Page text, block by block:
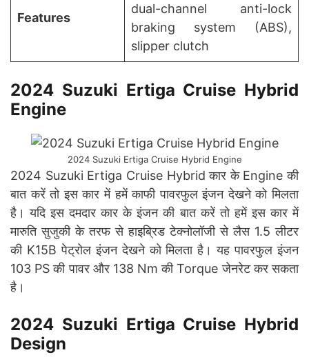
Features
dual-channel anti-lock
braking system (ABS),
slipper clutch
2024 Suzuki Ertiga Cruise Hybrid
Engine
2024 Suzuki Ertiga Cruise Hybrid Engine
2024 Suzuki Ertiga Cruise Hybrid कार के Engine की
बात करें तो इस कार में हमें काफी पावरफुल इंजन देखने को मिलता
है। यदि इस दमदार कार के इंजन की बात करें तो हमें इस कार में
मारुति सुजुकी के तरफ से हाइब्रिड टेक्नोलॉजी से लैस 1.5 लीटर
की K15B पेट्रोल इंजन देखने को मिलता है। यह पावरफुल इंजन
103 PS की पावर और 138 Nm की Torque जेनरेट कर सकता
है।
2024 Suzuki Ertiga Cruise Hybrid
Design